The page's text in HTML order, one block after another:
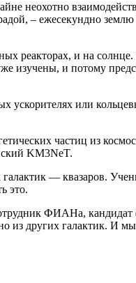
неохотно
– ежесекундно землю
реакторах, и на солнце.
изучены, и потому
или
частиц из
KM3NeT.
— квазаров.
это.
ФИАНа, кандидат
из других галактик. И